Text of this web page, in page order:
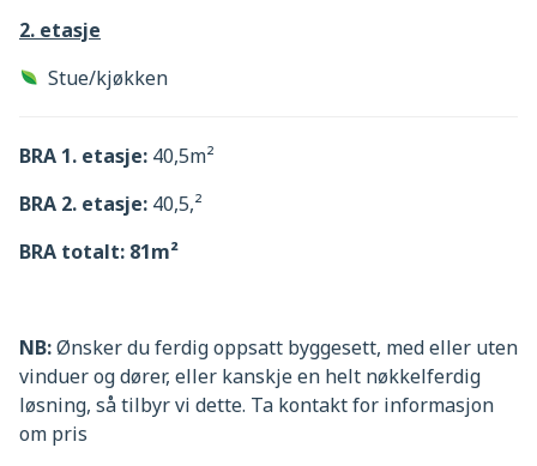
2. etasje
Stue/kjøkken
BRA 1. etasje: 40,5m²
BRA 2. etasje: 40,5,²
BRA totalt: 81m²
NB:Ønsker du ferdig oppsatt byggesett, med eller uten
vinduer og dører, eller kanskje en helt nøkkelferdig
løsning, så tilbyr vi dette. Ta kontakt for informasjon
om pris